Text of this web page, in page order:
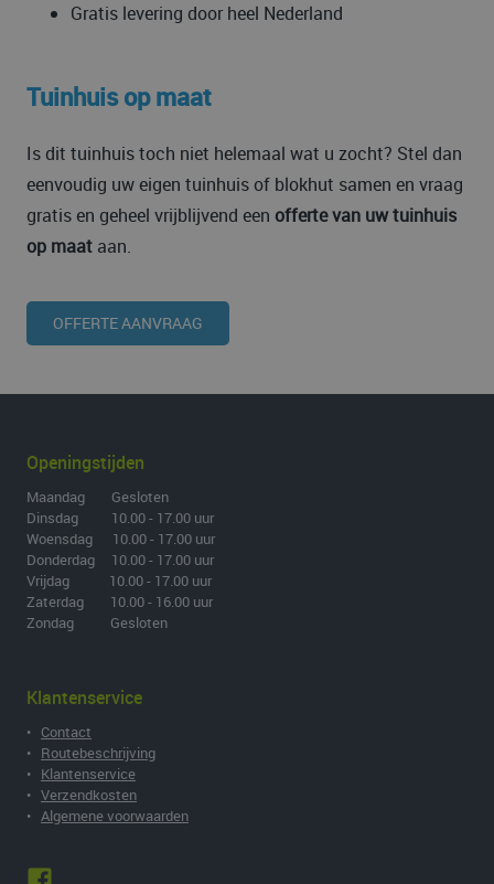
Gratis levering door heel Nederland
Tuinhuis op maat
Is dit tuinhuis toch niet helemaal wat u zocht? Stel dan
eenvoudig uw eigen tuinhuis of blokhut samen en vraag
gratis en geheel vrijblijvend een offerte van uw tuinhuis
op maat aan.
OFFERTE AANVRAAG
Openingstijden
Maandag Gesloten
Dinsdag 10.00 - 17.00 uur
Woensdag 10.00 - 17.00 uur
Donderdag 10.00 - 17.00 uur
Vrijdag 10.00 - 17.00 uur
Zaterdag 10.00 - 16.00 uur
Zondag Gesloten
Klantenservice
• Contact
• Routebeschrijving
• Klantenservice
• Verzendkosten
• Algemene voorwaarden